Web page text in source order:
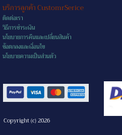
บริการลูกค้า CustomrSerice
ติดต่อเรา
วิธีการชำระเงิน
นโยบายการคืนและเปลี่ยนสินค้า
ข้อตกลงและเงื่อนไข
นโยบายความเป็นส่วนตัว
Copyright (c) 2026